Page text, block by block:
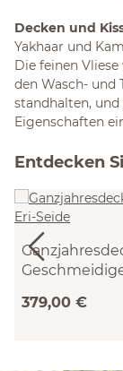
Decken und
Yakhaar und
Die feinen
den Wasch- und
standhalten,
Eigenschaften
Entdecken
379,00 €